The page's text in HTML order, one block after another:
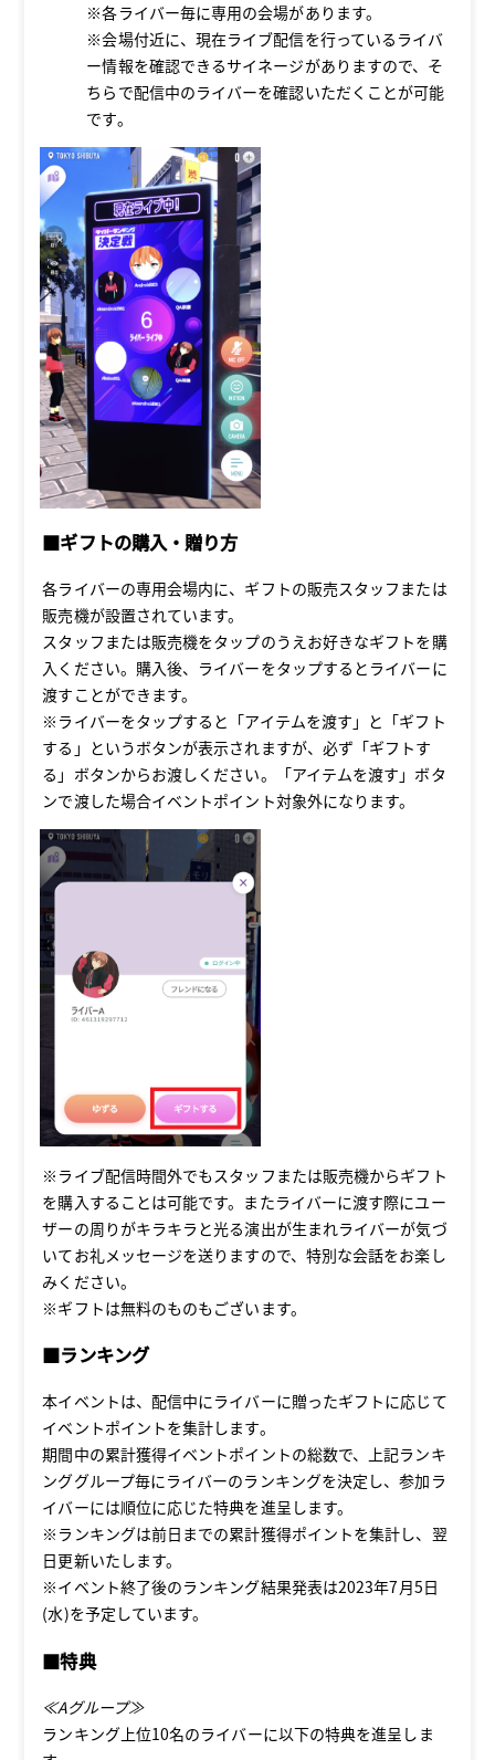
※各ライバー毎に専用の会場があります。
※会場付近に、現在ライブ配信を行っているライバ
ー情報を確認できるサイネージがありますので、そ
ちらで配信中のライバーを確認いただくことが可能
です。
■ギフトの購入・贈り方
各ライバーの専用会場内に、ギフトの販売スタッフまたは
販売機が設置されています。
スタッフまたは販売機をタップのうえお好きなギフトを購
入ください。購入後、ライバーをタップするとライバーに
渡すことができます。
※ライバーをタップすると「アイテムを渡す」と「ギフト
する」というボタンが表示されますが、必ず「ギフトす
る」ボタンからお渡しください。「アイテムを渡す」ボタ
ンで渡した場合イベントポイント対象外になります。
※ライブ配信時間外でもスタッフまたは販売機からギフト
を購入することは可能です。またライバーに渡す際にユー
ザーの周りがキラキラと光る演出が生まれライバーが気づ
いてお礼メッセージを送りますので、特別な会話をお楽し
みください。
※ギフトは無料のものもございます。
■ランキング
本イベントは、配信中にライバーに贈ったギフトに応じて
イベントポイントを集計します。
期間中の累計獲得イベントポイントの総数で、上記ランキ
ンググループ毎にライバーのランキングを決定し、参加ラ
イバーには順位に応じた特典を進呈します。
※ランキングは前日までの累計獲得ポイントを集計し、翌
日更新いたします。
※イベント終了後のランキング結果発表は2023年7月5日
(水)を予定しています。
■特典
≪Aグループ≫
ランキング上位10名のライバーに以下の特典を進呈しま